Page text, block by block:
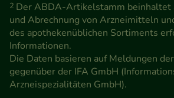
2 Der ABDA-Artikelstamm beinhaltet
und Abrechnung von Arzneimitteln
des apothekenüblichen Sortiments
Informationen.
Die Daten basieren auf Meldungen
gegenüber der IFA GmbH
Arzneispezialitäten GmbH).